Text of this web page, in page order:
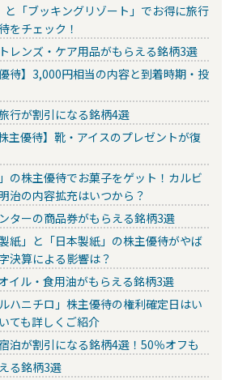
と「ブッキングリゾート」でお得に旅行
をチェック！
レンズ・ケア用品がもらえる銘柄3選
待】3,000円相当の内容と到着時期・投
行が割引になる銘柄4選
主優待】靴・アイスのプレゼントが復
の株主優待でお菓子をゲット！カルビ
治の内容拡充はいつから？
ターの商品券がもらえる銘柄3選
紙」と「日本製紙」の株主優待がやば
決算による影響は？
イル・食用油がもらえる銘柄3選
ハニチロ」株主優待の権利確定日はい
ても詳しくご紹介
泊が割引になる銘柄4選！50％オフも
る銘柄3選